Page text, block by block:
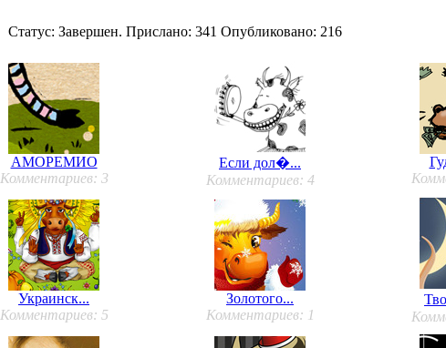
Статус: Завершен. Прислано: 341 Опубликовано: 216
АМОРЕМИО
Комментариев: 3
Если дол�...
Комментариев: 4
Украинск...
Комментариев: 5
Золотого...
Комментариев: 1